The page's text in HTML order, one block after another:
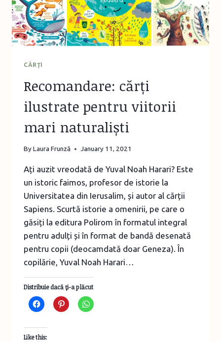
2021
CĂRŢI
Recomandare: cărți
ilustrate pentru viitorii
mari naturaliști
ByLaura Frunză January 11, 2021
Ați auzit vreodată de Yuval Noah Harari? Este
un istoric faimos, profesor de istorie la
Universitatea din Ierusalim, și autor al cărții
Sapiens. Scurtă istorie a omenirii, pe care o
găsiți la editura Polirom în formatul integral
pentru adulți și în format de bandă desenată
pentru copii (deocamdată doar Geneza). În
copilărie, Yuval Noah Harari…
Distribuie dacă ţi-a plăcut
Like this: